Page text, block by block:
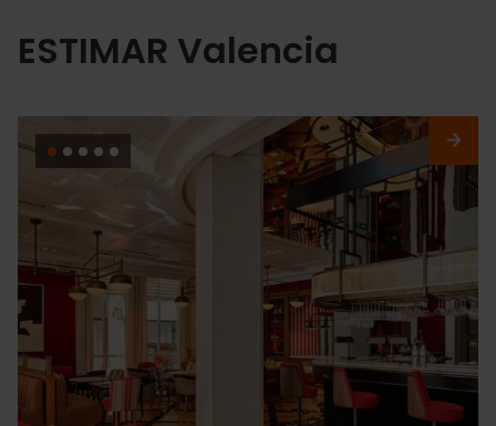
ESTIMAR Valencia